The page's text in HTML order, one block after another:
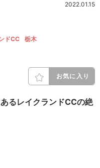
2022.01.15
ドCC 栃木
お気に入り
るレイクランドCCの絶